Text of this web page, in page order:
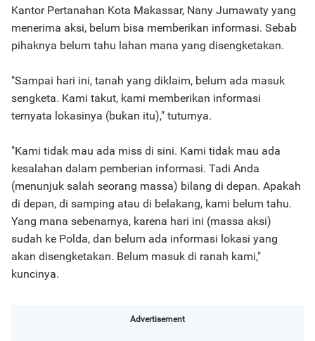
Kantor Pertanahan Kota Makassar, Nany Jumawaty yang
menerima aksi, belum bisa memberikan informasi. Sebab
pihaknya belum tahu lahan mana yang disengketakan.
"Sampai hari ini, tanah yang diklaim, belum ada masuk
sengketa. Kami takut, kami memberikan informasi
ternyata lokasinya (bukan itu)," tuturnya.
"Kami tidak mau ada miss di sini. Kami tidak mau ada
kesalahan dalam pemberian informasi. Tadi Anda
(menunjuk salah seorang massa) bilang di depan. Apakah
di depan, di samping atau di belakang, kami belum tahu.
Yang mana sebenarnya, karena hari ini (massa aksi)
sudah ke Polda, dan belum ada informasi lokasi yang
akan disengketakan. Belum masuk di ranah kami,"
kuncinya.
Advertisement